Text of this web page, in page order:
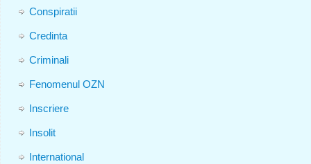
Conspiratii
Credinta
Criminali
Fenomenul OZN
Inscriere
Insolit
International